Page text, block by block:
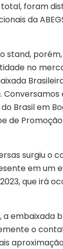
foram
da
stand,
no
Brasil em
de
surgiu o
em um
que irá
a embaixada
o